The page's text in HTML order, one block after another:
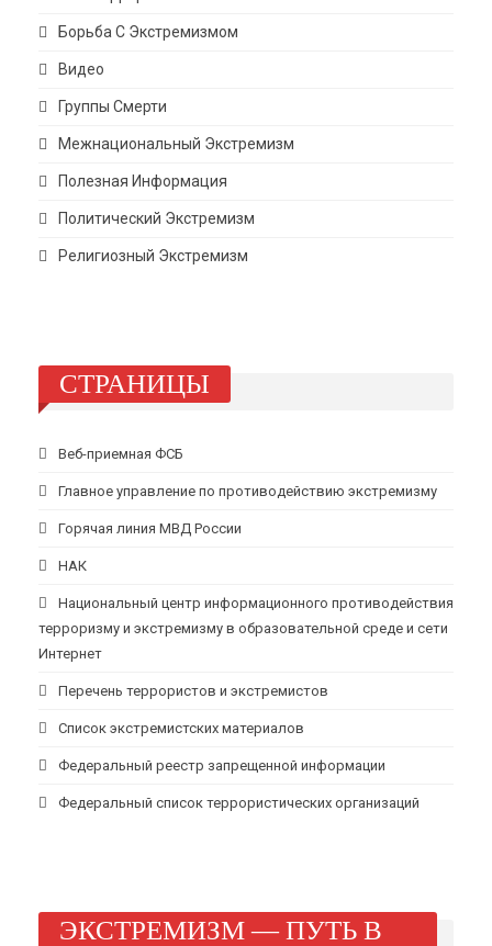
Борьба С Экстремизмом
Видео
Группы Смерти
Межнациональный Экстремизм
Полезная Информация
Политический Экстремизм
Религиозный Экстремизм
СТРАНИЦЫ
Веб-приемная ФСБ
Главное управление по противодействию экстремизму
Горячая линия МВД России
НАК
Национальный центр информационного противодействия
терроризму и экстремизму в образовательной среде и сети
Интернет
Перечень террористов и экстремистов
Список экстремистских материалов
Федеральный реестр запрещенной информации
Федеральный список террористических организаций
ЭКСТРЕМИЗМ — ПУТЬ В